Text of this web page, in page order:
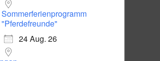
Sommerferienprogramm
"Pferdefreunde"
24 Aug. 26